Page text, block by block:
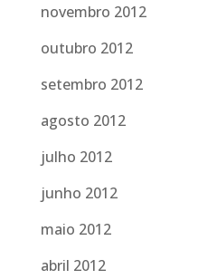
novembro 2012
outubro 2012
setembro 2012
agosto 2012
julho 2012
junho 2012
maio 2012
abril 2012